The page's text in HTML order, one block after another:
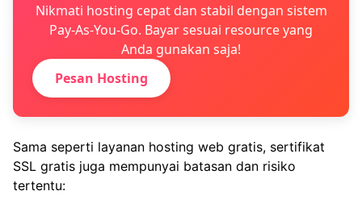
Nikmati hosting cepat dan stabil dengan sistem
Pay-As-You-Go. Bayar sesuai resource yang
Anda gunakan saja!
Pesan Hosting
Sama seperti layanan hosting web gratis, sertifikat
SSL gratis juga mempunyai batasan dan risiko
tertentu: